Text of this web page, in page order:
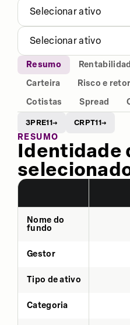
Selecionar ativo
Selecionar ativo
Resumo
Carteira
Risco e
Cotistas
Spread
3PRE11→ CRPT11→
RESUMO
Identidade
Nome do
fundo
Gestor
Tipo de ativo
Categoria